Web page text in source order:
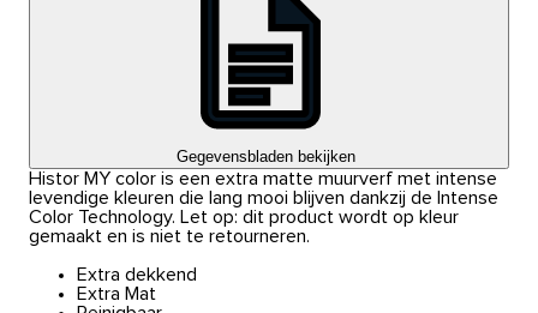
Gegevensbladen bekijken
Histor MY color is een extra matte muurverf met intense
levendige kleuren die lang mooi blijven dankzij de Intense
Color Technology. Let op: dit product wordt op kleur
gemaakt en is niet te retourneren.
Extra dekkend
Extra Mat